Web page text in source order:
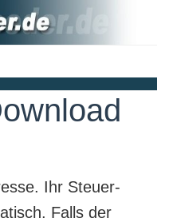
Ihr Steuer-
Falls der